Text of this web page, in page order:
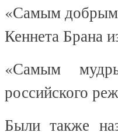
«Самым
Кеннета Брана
«Самым
российского
Были также